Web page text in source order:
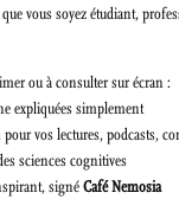
vous soyez étudiant,
ou à consulter sur écran :
expliquées simplement
vos lectures, podcasts,
sciences cognitives
signéCafé Nemosia